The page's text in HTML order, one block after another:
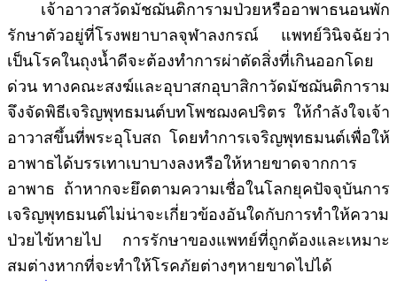
เจ้าอาวาสวัดมัชฌันติการามป่วยหรืออาพาธนอนพัก
รักษาตัวอยู่ที่โรงพยาบาลจุฬาลงกรณ์ แพทย์วินิจฉัยว่า
เป็นโรคในถุงน้ำดีจะต้องทำการผ่าตัดสิ่งที่เกินออกโดย
ด่วน ทางคณะสงฆ์และอุบาสกอุบาสิกาวัดมัชฌันติการาม
จึงจัดพิธีเจริญพุทธมนต์บทโพชฌงคปริตร ให้กำลังใจเจ้า
อาวาสขึ้นที่พระอุโบสถ โดยทำการเจริญพุทธมนต์เพื่อให้
อาพาธได้บรรเทาเบาบางลงหรือให้หายขาดจากการ
อาพาธ ถ้าหากจะยึดตามความเชื่อในโลกยุคปัจจุบันการ
เจริญพุทธมนต์ไม่น่าจะเกี่ยวข้องอันใดกับการทำให้ความ
ป่วยไข้หายไป การรักษาของแพทย์ที่ถูกต้องและเหมาะ
สมต่างหากที่จะทำให้โรคภัยต่างๆหายขาดไปได้